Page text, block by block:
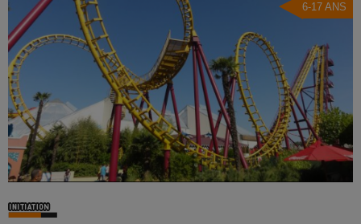
6-17 ANS